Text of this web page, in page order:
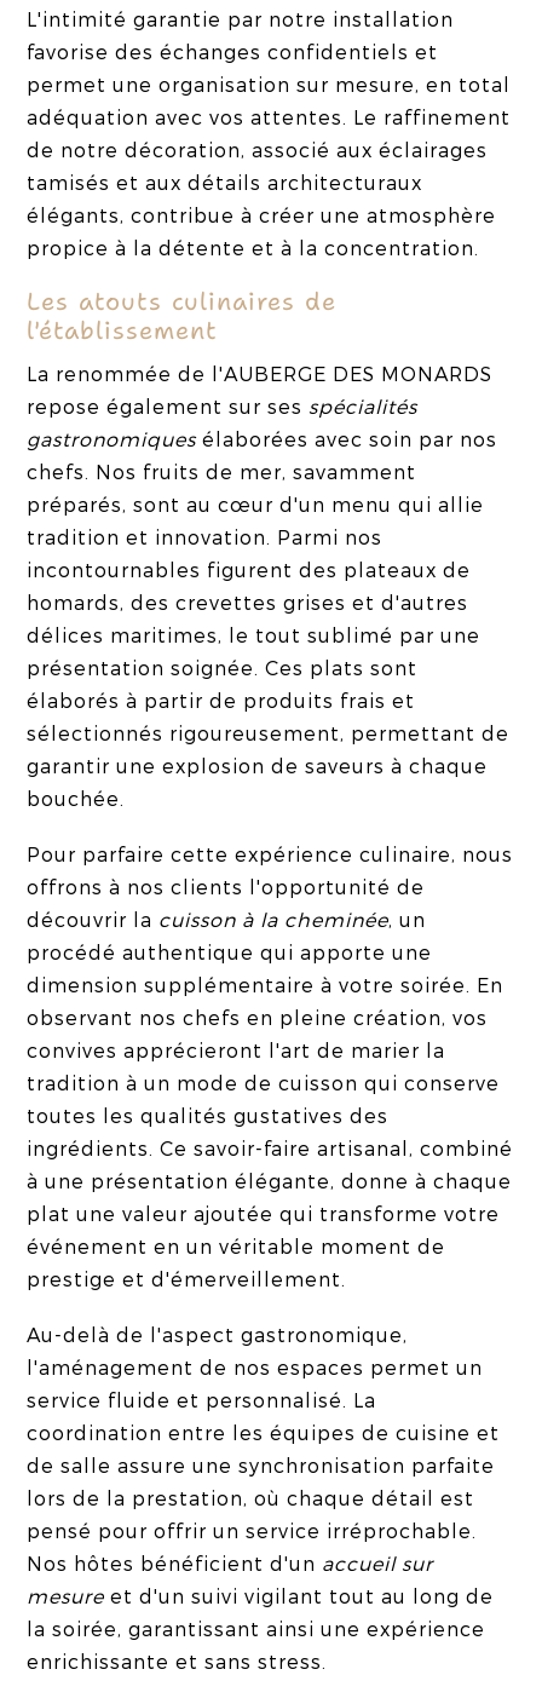
L'intimité garantie par notre installation
favorise des échanges confidentiels et
permet une organisation sur mesure, en total
adéquation avec vos attentes. Le raffinement
de notre décoration, associé aux éclairages
tamisés et aux détails architecturaux
élégants, contribue à créer une atmosphère
propice à la détente et à la concentration.
Les atouts culinaires de
l'établissement
La renommée de l'AUBERGE DES MONARDS
repose également sur sesspécialités
gastronomiquesélaborées avec soin par nos
chefs. Nos fruits de mer, savamment
préparés, sont au cœur d'un menu qui allie
tradition et innovation. Parmi nos
incontournables figurent des plateaux de
homards, des crevettes grises et d'autres
délices maritimes, le tout sublimé par une
présentation soignée. Ces plats sont
élaborés à partir de produits frais et
sélectionnés rigoureusement, permettant de
garantir une explosion de saveurs à chaque
bouchée.
Pour parfaire cette expérience culinaire, nous
offrons à nos clients l'opportunité de
découvrir la cuisson à la cheminée, un
procédé authentique qui apporte une
dimension supplémentaire à votre soirée. En
observant nos chefs en pleine création, vos
convives apprécieront l'art de marier la
tradition à un mode de cuisson qui conserve
toutes les qualités gustatives des
ingrédients. Ce savoir-faire artisanal, combiné
à une présentation élégante, donne à chaque
plat une valeur ajoutée qui transforme votre
événement en un véritable moment de
prestige et d'émerveillement.
Au-delà de l'aspect gastronomique,
l'aménagement de nos espaces permet un
service fluide et personnalisé. La
coordination entre les équipes de cuisine et
de salle assure une synchronisation parfaite
lors de la prestation, où chaque détail est
pensé pour offrir un service irréprochable.
Nos hôtes bénéficient d'un accueil sur
mesure et d'un suivi vigilant tout au long de
la soirée, garantissant ainsi une expérience
enrichissante et sans stress.